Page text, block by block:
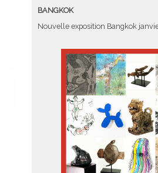
BANGKOK
Nouvelle exposition Bangkok